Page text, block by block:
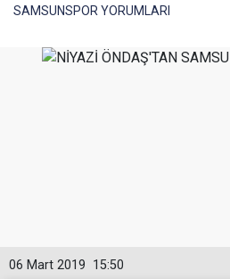
SAMSUNSPOR YORUMLARI
15:50
06 Mart 2019